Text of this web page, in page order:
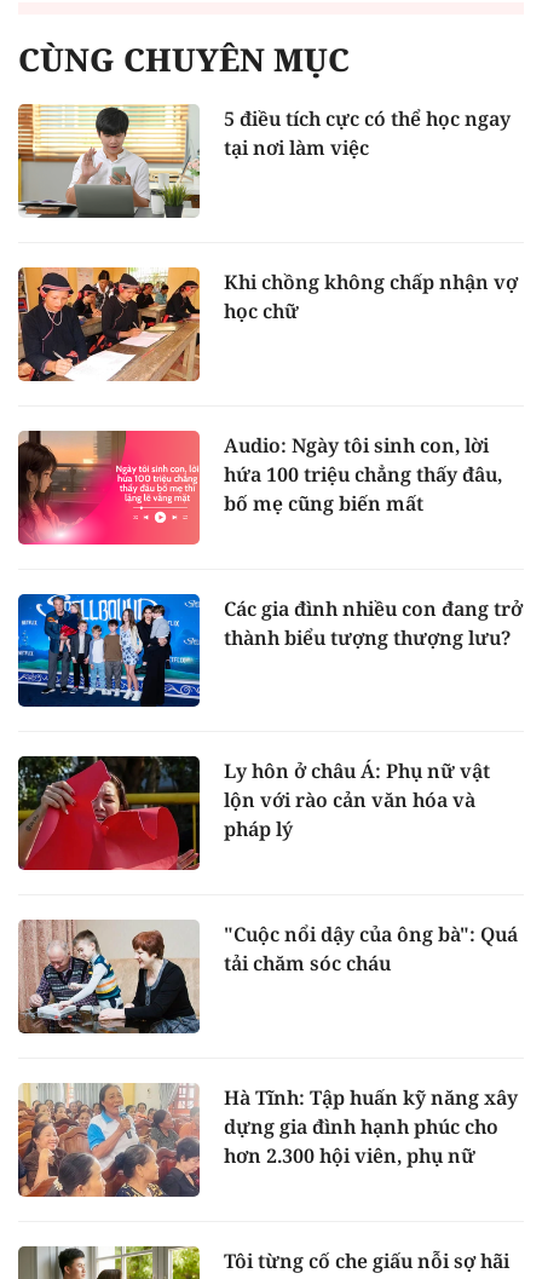
CÙNG CHUYÊN MỤC
5 điều tích cực có thể học ngay
tại nơi làm việc
Khi chồng không chấp nhận vợ
học chữ
Audio: Ngày tôi sinh con, lời
hứa 100 triệu chẳng thấy đâu,
bố mẹ cũng biến mất
Các gia đình nhiều con đang trở
thành biểu tượng thượng lưu?
Ly hôn ở châu Á: Phụ nữ vật
lộn với rào cản văn hóa và
pháp lý
"Cuộc nổi dậy của ông bà": Quá
tải chăm sóc cháu
Hà Tĩnh: Tập huấn kỹ năng xây
dựng gia đình hạnh phúc cho
hơn 2.300 hội viên, phụ nữ
Tôi từng cố che giấu nỗi sợ hãi